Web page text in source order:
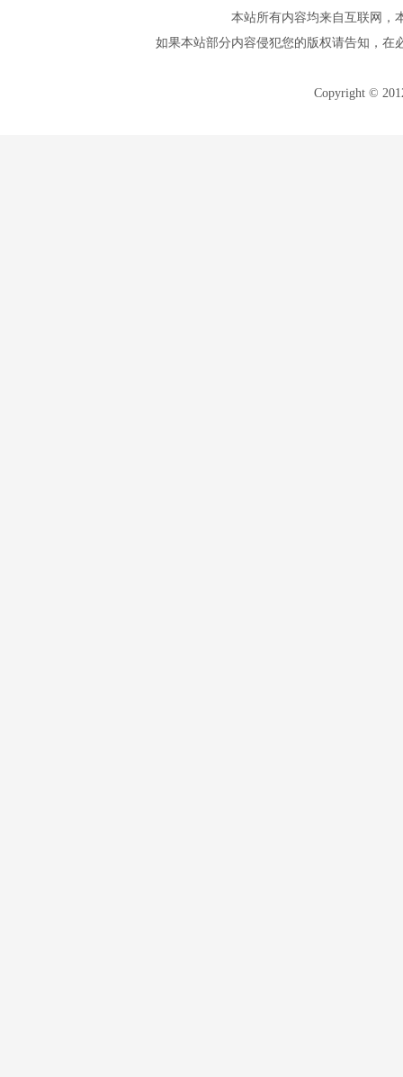
本站所有内容均来自互联网，
如果本站部分内容侵犯您的版权请告知，在
Copyright ©